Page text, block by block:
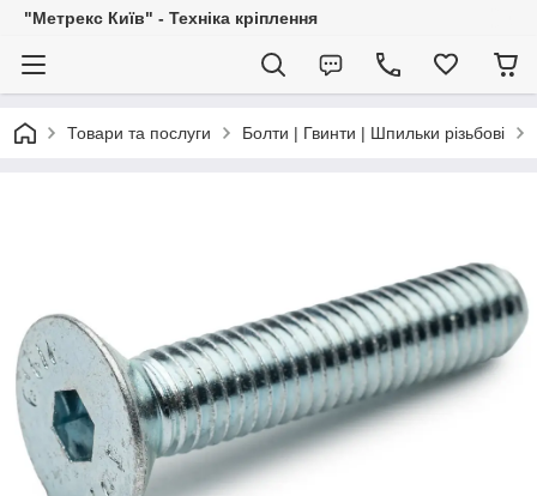
"Метрекс Київ" - Техніка кріплення
Товари та послуги Болти | Гвинти | Шпильки різьбові